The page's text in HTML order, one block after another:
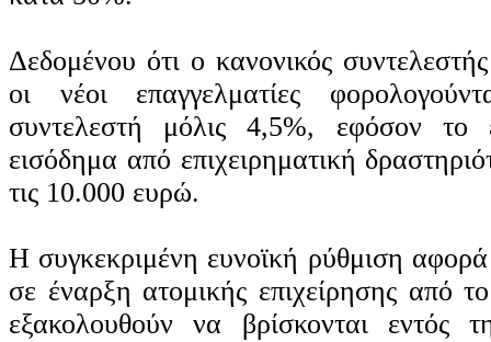
Δεδομένου ότι ο κανονικός
οι νέοι επαγγελματίες
συντελεστή μόλις 4,5%, εφόσον το
εισόδημα από επιχειρηματική
τις 10.000 ευρώ.
Η συγκεκριμένη ευνοϊκή ρύθμιση
σε έναρξη ατομικής επιχείρησης από
εξακολουθούν να βρίσκονται εντός